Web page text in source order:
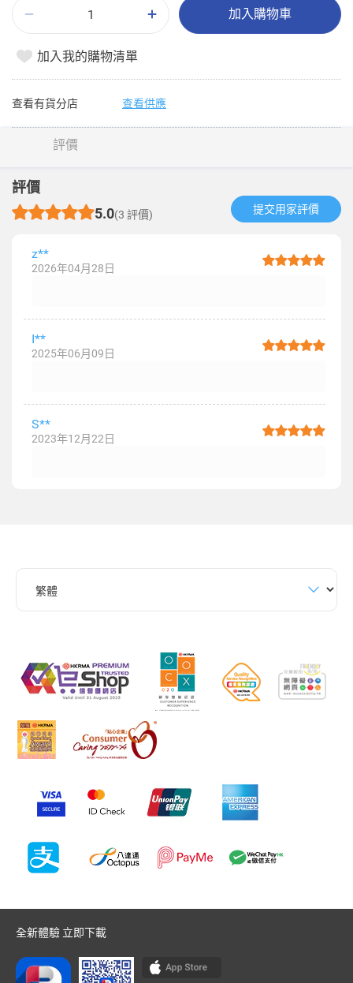
加入購物車
加入我的購物清單
查看有貨分店 查看供應
評價
評價
5.0(3 評價) 提交用家評價​
z**
2026年04月28日
I**
2025年06月09日
S**
2023年12月22日
全新體驗 立即下載